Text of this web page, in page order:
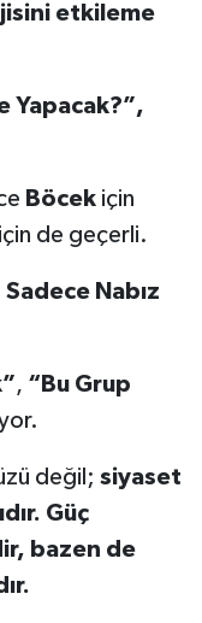
etkileme
Yapacak?”,
Böcekiçin
de geçerli.
Nabız
, “Bu Grup
değil; siyaset
Güç
bazen de